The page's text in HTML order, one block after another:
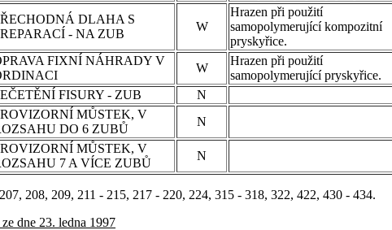
DLAHA S
- NA ZUB
W
Hrazen při použití
samopolymerující kompozitní
pryskyřice.
FIXNÍ NÁHRADY V
W
Hrazen při použití
samopolymerující pryskyřice.
FISURY - ZUB
N
MŮSTEK, V
DO 6 ZUBŮ
N
MŮSTEK, V
7 A VÍCE ZUBŮ
N
208, 209, 211 - 215, 217 - 220, 224, 315 - 318, 322, 422, 430 - 434.
dne 23. ledna 1997